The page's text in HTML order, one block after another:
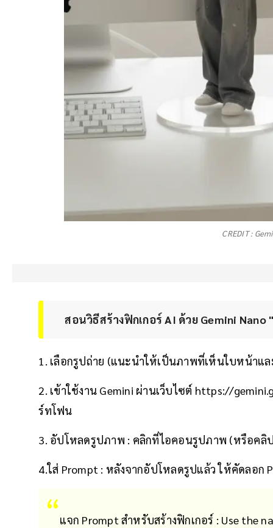
CREDIT :
สอนวิธีสร้างฟิกเกอร์ AI ด้วย Gemini Nano
1. เลือกรูปถ่าย (แนะนำให้เป็นภาพที่เห็นใบหน้าแ
2. เข้าใช้งาน Gemini ผ่านเว็บไซต์ https://
ร์ทโฟน
3. อัปโหลดรูปภาพ : คลิกที่ไอคอนรูปภาพ (หรือค
4.ใส่ Prompt : หลังจากอัปโหลดรูปแล้ว ให้คัดลอก
แจก Prompt สำหรับสร้างฟิกเกอร์ : Use the